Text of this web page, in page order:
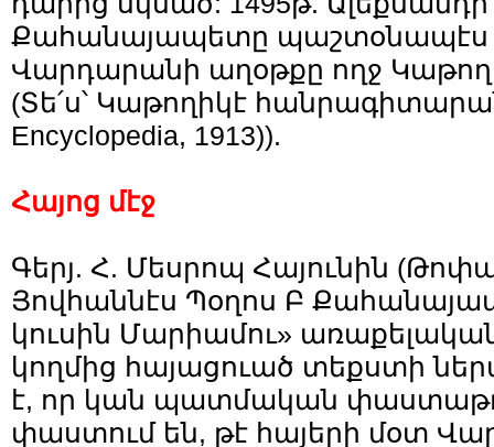
Քահանայապետը պաշտօնապէս
Վարդարանի աղօթքը ողջ
(Տե՛ս՝ Կաթողիկէ
Encyclopedia, 1913)).
Հայոց մէջ
Գերյ. Հ. Մեսրոպ Հայունին
Յովհաննէս Պօղոս Բ
կուսին Մարիամու»
կողմից հայացուած տեքստի
է, որ կան պատմական
փաստում են, թէ հայերի մօտ